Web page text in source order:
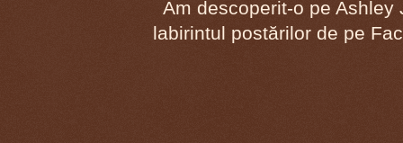
Am descoperit-o pe
labirintul postărilor de pe